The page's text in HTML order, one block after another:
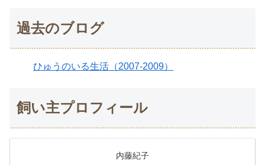
過去のブログ
ひゅうのいる生活（2007-2009）
飼い主プロフィール
内藤紀子